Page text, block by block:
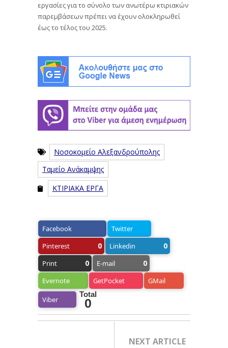
εργασίες για το σύνολο των ανωτέρω κτιριακών
παρεμβάσεων πρέπει να έχουν ολοκληρωθεί
έως το τέλος του 2025.
Νοσοκομείο Αλεξανδρούπολης
Ταμείο Ανάκαμψης
ΚΤΙΡΙΑΚΑ ΕΡΓΑ
Facebook
Twitter
Pinterest
0 Linkedin 0
Print 0 E-mail 0
Evernote GetPocket GMail
Viber
Total
0
NEXT ARTICLE